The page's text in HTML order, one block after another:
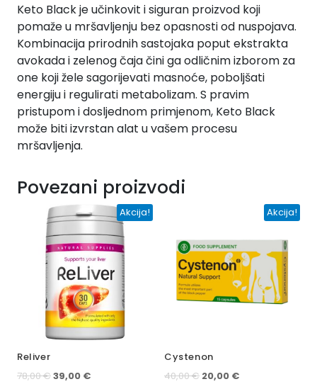
Keto Black je učinkovit i siguran proizvod koji
pomaže u mršavljenju bez opasnosti od nuspojava.
Kombinacija prirodnih sastojaka poput ekstrakta
avokada i zelenog čaja čini ga odličnim izborom za
one koji žele sagorijevati masnoće, poboljšati
energiju i regulirati metabolizam. S pravim
pristupom i dosljednom primjenom, Keto Black
može biti izvrstan alat u vašem procesu
mršavljenja.
Povezani proizvodi
Akcija!
Reliver
78,00€Izvorna
39,00 €Trenutna
Akcija!
Cystenon
40,00€ Izvorna
20,00 €Trenutna